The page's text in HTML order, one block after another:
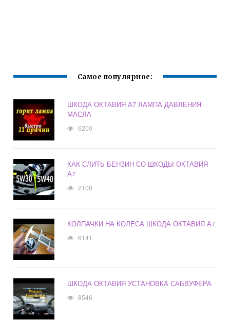
Самое популярное:
ШКОДА ОКТАВИЯ А7 ЛАМПА ДАВЛЕНИЯ
МАСЛА
6200
КАК СЛИТЬ БЕНЗИН СО ШКОДЫ ОКТАВИЯ
А7
2108
КОЛПАЧКИ НА КОЛЕСА ШКОДА ОКТАВИЯ А7
6141
ШКОДА ОКТАВИЯ УСТАНОВКА САБВУФЕРА
8546